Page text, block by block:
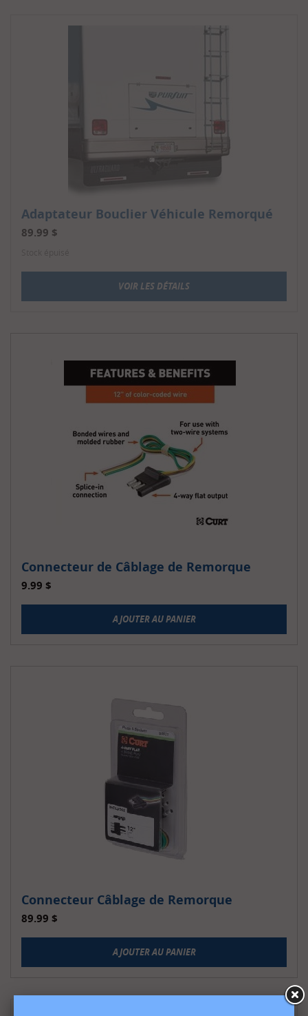
Adaptateur Bouclier Véhicule Remorqué
89.99 $
VOIR LES DÉTAILS
Connecteur de Câblage de Remorque
9.99 $
AJOUTER AU PANIER
Connecteur Câblage de Remorque
89.99 $
AJOUTER AU PANIER